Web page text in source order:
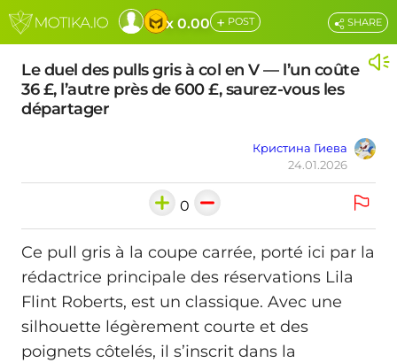
x 0.00 + POST
Le duel des pulls gris à col en V — l’un coûte
36 £, l’autre près de 600 £, saurez-vous les
départager
Кристина Гиева
24.01.2026
SHARE
0
Ce pull gris à la coupe carrée, porté ici par la
rédactrice principale des réservations Lila
Flint Roberts, est un classique. Avec une
silhouette légèrement courte et des
poignets côtelés, il s’inscrit dans la